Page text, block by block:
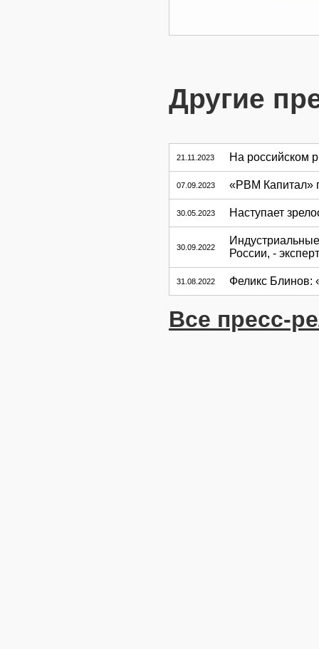
Другие
21.11.2023 На российском
07.09.2023 «РВМ Капитал»
30.05.2023 Наступает
30.09.2022
России, - эксперт
31.08.2022 Феликс
Все пресс-